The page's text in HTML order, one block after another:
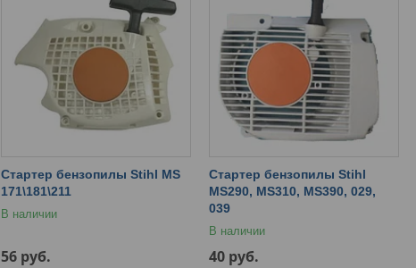
Стартер бензопилы Stihl MS
171\181\211
В наличии
56 руб.
Стартер бензопилы Stihl
MS290, MS310, MS390, 029,
039
В наличии
40 руб.